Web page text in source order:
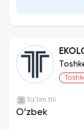
Ta'lim tili
O‘zbek